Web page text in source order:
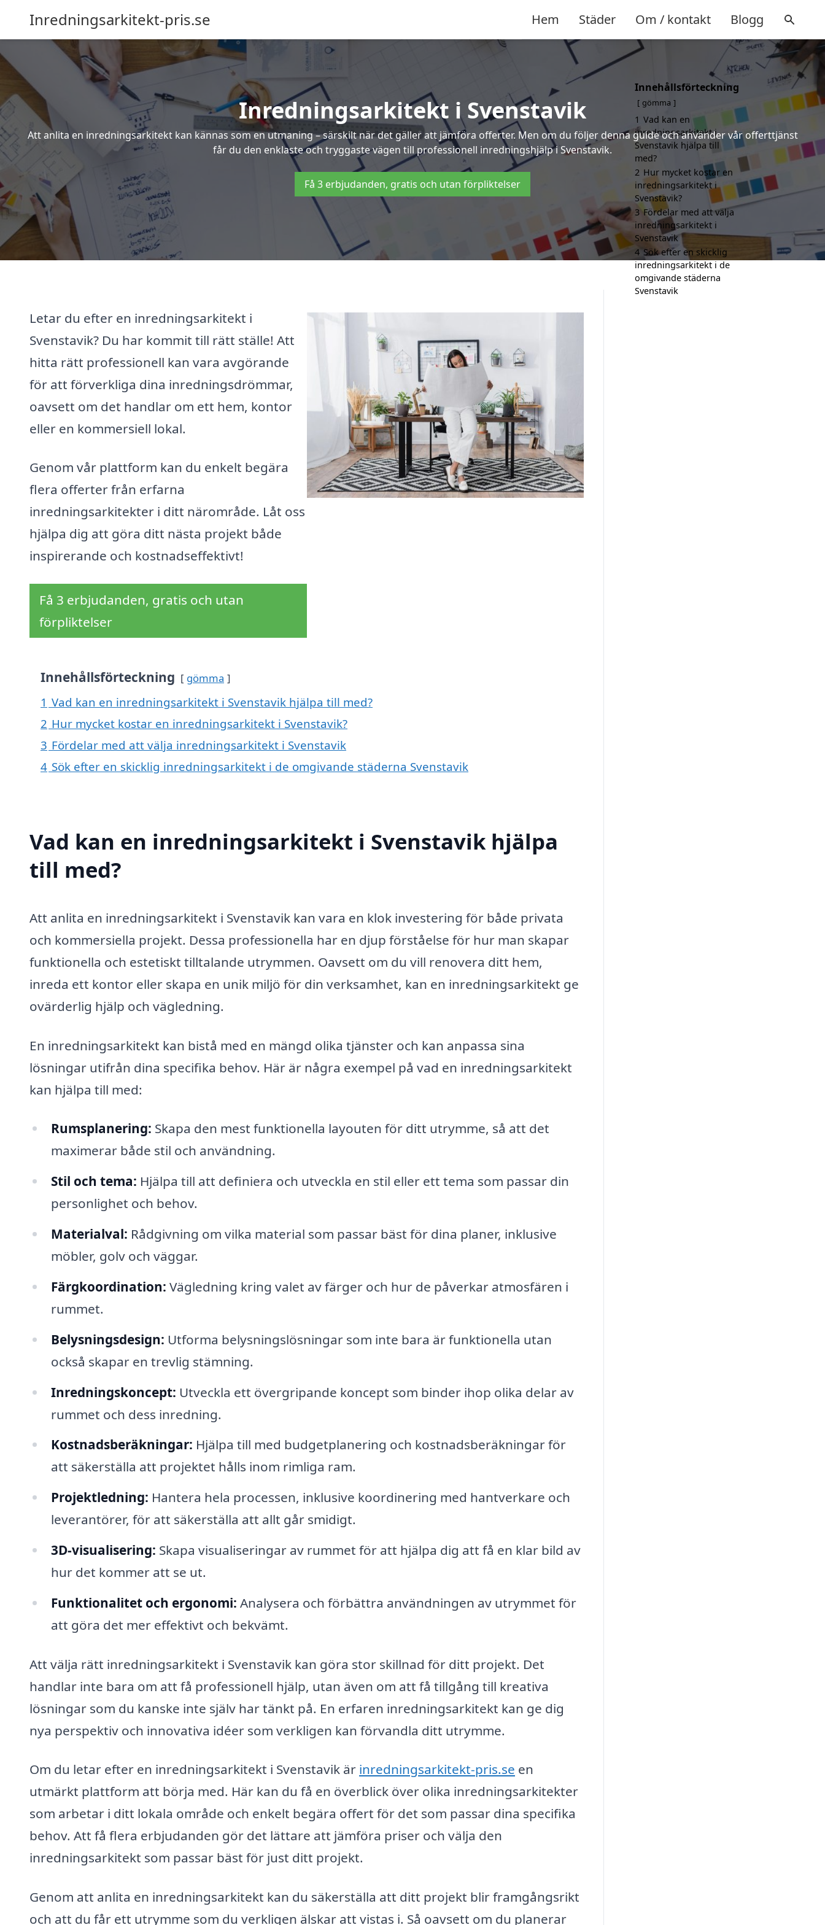
Inredningsarkitekt-pris.se Hem Städer Om / kontakt Blogg
Inredningsarkitekt i Svenstavik
Att anlita en inredningsarkitekt kan kännas som en utmaning – särskilt när det gäller att jämföra offerter. Men om du följer denna guide och använder vår offerttjänst
får du den enklaste och tryggaste vägen till professionell inredningshjälp i Svenstavik.
Få 3 erbjudanden, gratis och utan förpliktelser
Letar du efter en inredningsarkitekt i
Svenstavik? Du har kommit till rätt ställe! Att
hitta rätt professionell kan vara avgörande
för att förverkliga dina inredningsdrömmar,
oavsett om det handlar om ett hem, kontor
eller en kommersiell lokal.
Genom vår plattform kan du enkelt begära
flera offerter från erfarna
inredningsarkitekter i ditt närområde. Låt oss
hjälpa dig att göra ditt nästa projekt både
inspirerande och kostnadseffektivt!
Få 3 erbjudanden, gratis och utan
förpliktelser
Innehållsförteckning gömma
1 Vad kan en inredningsarkitekt i Svenstavik hjälpa till med?
2 Hur mycket kostar en inredningsarkitekt i Svenstavik?
3 Fördelar med att välja inredningsarkitekt i Svenstavik
4 Sök efter en skicklig inredningsarkitekt i de omgivande städerna Svenstavik
Vad kan en inredningsarkitekt i Svenstavik hjälpa
till med?
Att anlita en inredningsarkitekt i Svenstavik kan vara en klok investering för både privata
och kommersiella projekt. Dessa professionella har en djup förståelse för hur man skapar
funktionella och estetiskt tilltalande utrymmen. Oavsett om du vill renovera ditt hem,
inreda ett kontor eller skapa en unik miljö för din verksamhet, kan en inredningsarkitekt ge
ovärderlig hjälp och vägledning.
En inredningsarkitekt kan bistå med en mängd olika tjänster och kan anpassa sina
lösningar utifrån dina specifika behov. Här är några exempel på vad en inredningsarkitekt
kan hjälpa till med:
Rumsplanering: Skapa den mest funktionella layouten för ditt utrymme, så att det
maximerar både stil och användning.
Stil och tema: Hjälpa till att definiera och utveckla en stil eller ett tema som passar din
personlighet och behov.
Materialval: Rådgivning om vilka material som passar bäst för dina planer, inklusive
möbler, golv och väggar.
Färgkoordination: Vägledning kring valet av färger och hur de påverkar atmosfären i
rummet.
Belysningsdesign: Utforma belysningslösningar som inte bara är funktionella utan
också skapar en trevlig stämning.
Inredningskoncept: Utveckla ett övergripande koncept som binder ihop olika delar av
rummet och dess inredning.
Kostnadsberäkningar: Hjälpa till med budgetplanering och kostnadsberäkningar för
att säkerställa att projektet hålls inom rimliga ram.
Projektledning: Hantera hela processen, inklusive koordinering med hantverkare och
leverantörer, för att säkerställa att allt går smidigt.
3D-visualisering: Skapa visualiseringar av rummet för att hjälpa dig att få en klar bild av
hur det kommer att se ut.
Funktionalitet och ergonomi: Analysera och förbättra användningen av utrymmet för
att göra det mer effektivt och bekvämt.
Att välja rätt inredningsarkitekt i Svenstavik kan göra stor skillnad för ditt projekt. Det
handlar inte bara om att få professionell hjälp, utan även om att få tillgång till kreativa
lösningar som du kanske inte själv har tänkt på. En erfaren inredningsarkitekt kan ge dig
nya perspektiv och innovativa idéer som verkligen kan förvandla ditt utrymme.
Om du letar efter en inredningsarkitekt i Svenstavik är inredningsarkitekt-pris.se en
utmärkt plattform att börja med. Här kan du få en överblick över olika inredningsarkitekter
som arbetar i ditt lokala område och enkelt begära offert för det som passar dina specifika
behov. Att få flera erbjudanden gör det lättare att jämföra priser och välja den
inredningsarkitekt som passar bäst för just ditt projekt.
Genom att anlita en inredningsarkitekt kan du säkerställa att ditt projekt blir framgångsrikt
och att du får ett utrymme som du verkligen älskar att vistas i. Så oavsett om du planerar
Innehållsförteckning
gömma
1 Vad kan en
inredningsarkitekt i
Svenstavik hjälpa till
med?
2 Hur mycket kostar en
inredningsarkitekt i
Svenstavik?
3 Fördelar med att välja
inredningsarkitekt i
Svenstavik
4 Sök efter en skicklig
inredningsarkitekt i de
omgivande städerna
Svenstavik